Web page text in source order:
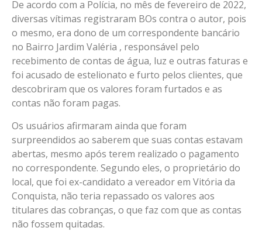
De acordo com a Polícia, no mês de fevereiro de 2022,
diversas vítimas registraram BOs contra o autor, pois
o mesmo, era dono de um correspondente bancário
no Bairro Jardim Valéria , responsável pelo
recebimento de contas de água, luz e outras faturas e
foi acusado de estelionato e furto pelos clientes, que
descobriram que os valores foram furtados e as
contas não foram pagas.
Os usuários afirmaram ainda que foram
surpreendidos ao saberem que suas contas estavam
abertas, mesmo após terem realizado o pagamento
no correspondente. Segundo eles, o proprietário do
local, que foi ex-candidato a vereador em Vitória da
Conquista, não teria repassado os valores aos
titulares das cobranças, o que faz com que as contas
não fossem quitadas.